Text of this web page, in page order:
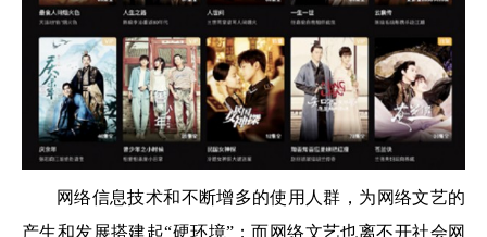
网络信息技术和不断增多的使用人群，为网络文艺的
产生和发展搭建起“硬环境”；而网络文艺也离不开社会网